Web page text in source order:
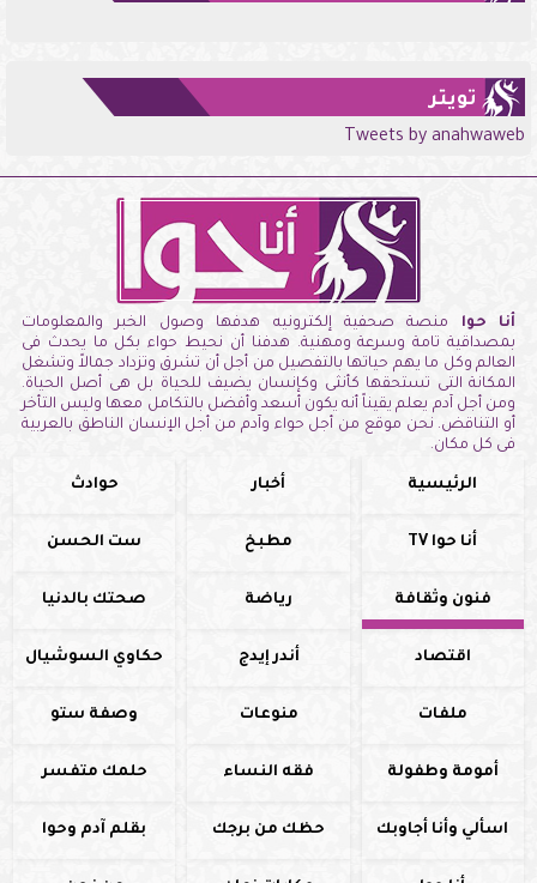
تويتر
Tweets by anahwaweb
أنا حوا منصة صحفية إلكترونيه هدفها وصول الخبر والمعلومات
بمصداقية تامة وسرعة ومهنية. هدفنا أن نحيط حواء بكل ما يحدث فى
العالم وكل ما يهم حياتها بالتفصيل من أجل أن تشرق وتزداد جمالاً وتشغل
المكانة التى تستحقها كأنثى وكإنسان يضيف للحياة بل هى أصل الحياة.
ومن أجل آدم يعلم يقيناً أنه يكون أسعد وأفضل بالتكامل معها وليس التأخر
أو التناقض. نحن موقع من أجل حواء وآدم من أجل الإنسان الناطق بالعربية
فى كل مكان.
الرئيسية أخبار حوادث
أنا حوا TV مطبخ ست الحسن
فنون وثقافة رياضة صحتك بالدنيا
اقتصاد أندر إيدج حكاوي السوشيال
ملفات منوعات وصفة ستو
أمومة وطفولة فقه النساء حلمك متفسر
اسألي وأنا أجاوبك حظك من برجك بقلم آدم وحوا